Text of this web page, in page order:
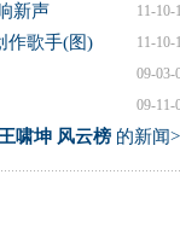
11-10-
新声
11-10-
作歌手(图)
09-03-
09-11-
王啸坤 风云榜的新闻